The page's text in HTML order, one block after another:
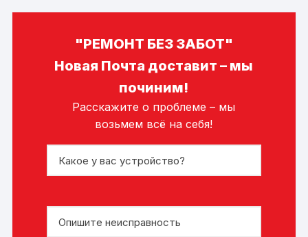
"РЕМОНТ БЕЗ ЗАБОТ"
Новая Почта доставит – мы
починим!
Расскажите о проблеме – мы
возьмем всё на себя!